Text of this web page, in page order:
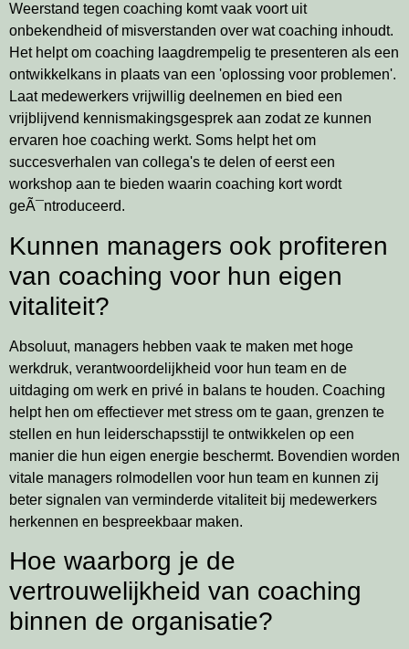
Weerstand tegen coaching komt vaak voort uit
onbekendheid of misverstanden over wat coaching inhoudt.
Het helpt om coaching laagdrempelig te presenteren als een
ontwikkelkans in plaats van een 'oplossing voor problemen'.
Laat medewerkers vrijwillig deelnemen en bied een
vrijblijvend kennismakingsgesprek aan zodat ze kunnen
ervaren hoe coaching werkt. Soms helpt het om
succesverhalen van collega's te delen of eerst een
workshop aan te bieden waarin coaching kort wordt
geÃ¯ntroduceerd.
Kunnen managers ook profiteren
van coaching voor hun eigen
vitaliteit?
Absoluut, managers hebben vaak te maken met hoge
werkdruk, verantwoordelijkheid voor hun team en de
uitdaging om werk en privé in balans te houden. Coaching
helpt hen om effectiever met stress om te gaan, grenzen te
stellen en hun leiderschapsstijl te ontwikkelen op een
manier die hun eigen energie beschermt. Bovendien worden
vitale managers rolmodellen voor hun team en kunnen zij
beter signalen van verminderde vitaliteit bij medewerkers
herkennen en bespreekbaar maken.
Hoe waarborg je de
vertrouwelijkheid van coaching
binnen de organisatie?